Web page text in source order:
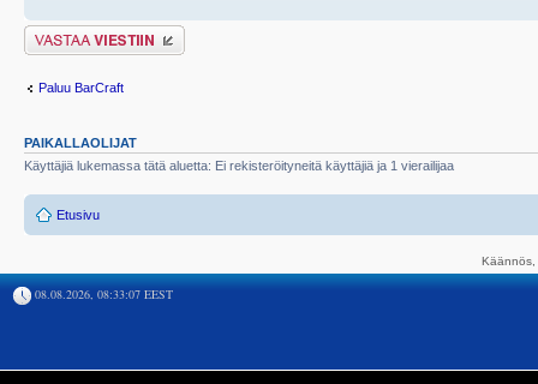
Lähetä vastaus
Paluu BarCraft
PAIKALLAOLIJAT
Käyttäjiä lukemassa tätä aluetta: Ei rekisteröityneitä käyttäjiä ja 1 vierailijaa
Etusivu
08.08.2026, 08:33:07 EEST